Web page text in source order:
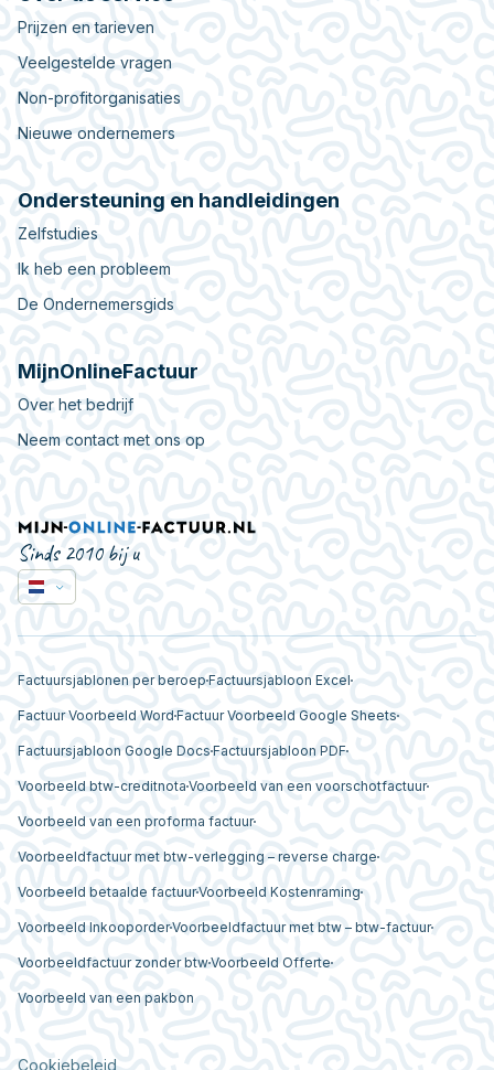
Prijzen en tarieven
Veelgestelde vragen
Non-profitorganisaties
Nieuwe ondernemers
Ondersteuning en handleidingen
Zelfstudies
Ik heb een probleem
De Ondernemersgids
MijnOnlineFactuur
Over het bedrijf
Neem contact met ons op
Sinds 2010 bij u
Factuursjablonen per beroep Factuursjabloon Excel
Factuur Voorbeeld Word Factuur Voorbeeld Google Sheets
Factuursjabloon Google Docs Factuursjabloon PDF
Voorbeeld btw-creditnota Voorbeeld van een voorschotfactuur
Voorbeeld van een proforma factuur
Voorbeeldfactuur met btw-verlegging – reverse charge
Voorbeeld betaalde factuurVoorbeeld Kostenraming
Voorbeeld InkooporderVoorbeeldfactuur met btw – btw-factuur
Voorbeeldfactuur zonder btwVoorbeeld Offerte
Voorbeeld van een pakbon
Cookiebeleid